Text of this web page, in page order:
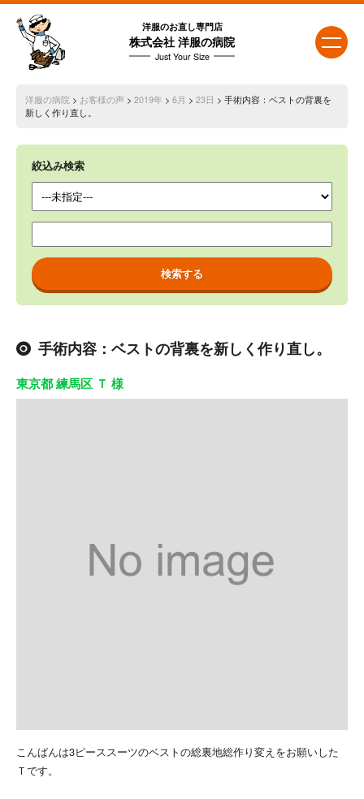
洋服のお直し専門店
株式会社 洋服の病院
Just Your Size
洋服の病院 > お客様の声> 2019年 > 6月 > 23日 > 手術内容：ベストの背裏を
新しく作り直し。
絞込み検索
手術内容：ベストの背裏を新しく作り直し。
東京都 練馬区 Ｔ 様
こんばんは3ピーススーツのベストの総裏地総作り変えをお願いした
Ｔです。